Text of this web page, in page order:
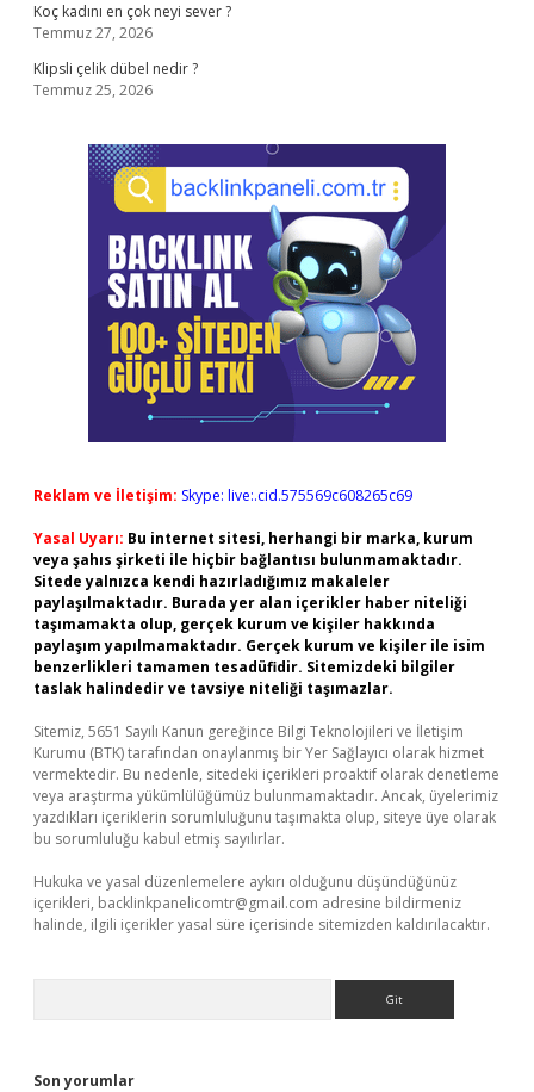
Koç kadını en çok neyi sever ?
Temmuz 27, 2026
Klipsli çelik dübel nedir ?
Temmuz 25, 2026
Reklam ve İletişim: Skype: live:.cid.575569c608265c69
Yasal Uyarı: Bu internet sitesi, herhangi bir marka, kurum
veya şahıs şirketi ile hiçbir bağlantısı bulunmamaktadır.
Sitede yalnızca kendi hazırladığımız makaleler
paylaşılmaktadır. Burada yer alan içerikler haber niteliği
taşımamakta olup, gerçek kurum ve kişiler hakkında
paylaşım yapılmamaktadır. Gerçek kurum ve kişiler ile isim
benzerlikleri tamamen tesadüfidir. Sitemizdeki bilgiler
taslak halindedir ve tavsiye niteliği taşımazlar.
Sitemiz, 5651 Sayılı Kanun gereğince Bilgi Teknolojileri ve İletişim
Kurumu (BTK) tarafından onaylanmış bir Yer Sağlayıcı olarak hizmet
vermektedir. Bu nedenle, sitedeki içerikleri proaktif olarak denetleme
veya araştırma yükümlülüğümüz bulunmamaktadır. Ancak, üyelerimiz
yazdıkları içeriklerin sorumluluğunu taşımakta olup, siteye üye olarak
bu sorumluluğu kabul etmiş sayılırlar.
Hukuka ve yasal düzenlemelere aykırı olduğunu düşündüğünüz
içerikleri, backlinkpanelicomtr@gmail.com adresine bildirmeniz
halinde, ilgili içerikler yasal süre içerisinde sitemizden kaldırılacaktır.
Son yorumlar